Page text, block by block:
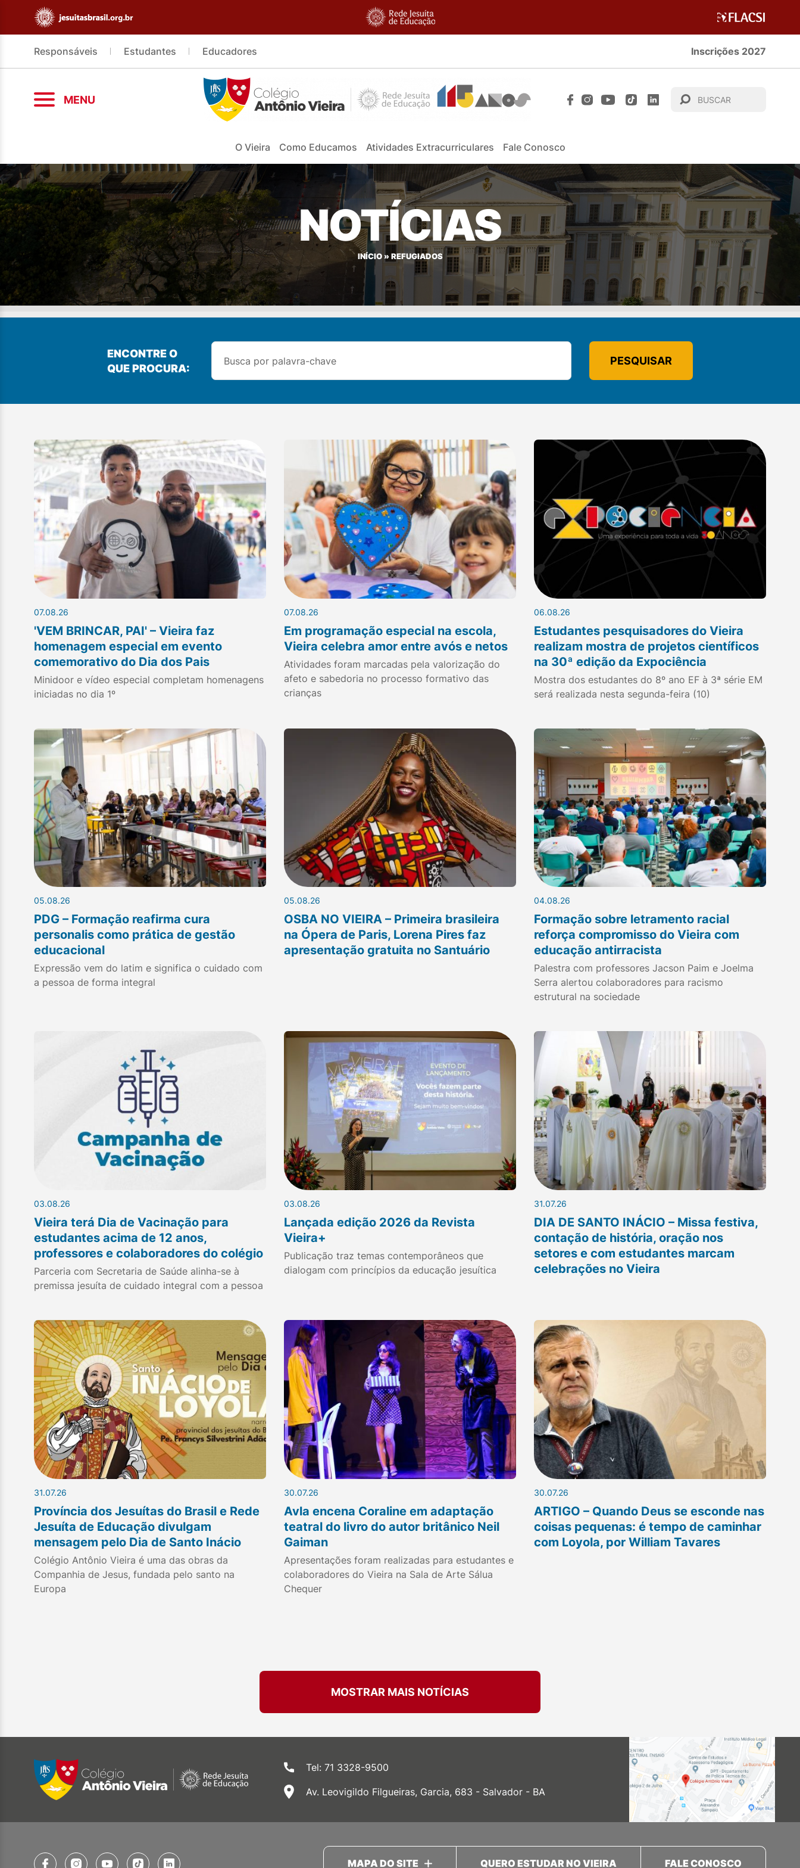
Responsáveis Estudantes Educadores Inscrições 2027
MENU
O Vieira Como Educamos Atividades Extracurriculares Fale Conosco
NOTÍCIAS
INÍCIO» REFUGIADOS
ENCONTRE O
QUE PROCURA:
PESQUISAR
07.08.26
'VEM BRINCAR, PAI' – Vieira faz
homenagem especial em evento
comemorativo do Dia dos Pais
Minidoor e vídeo especial completam homenagens
iniciadas no dia 1º
07.08.26
Em programação especial na escola,
Vieira celebra amor entre avós e netos
Atividades foram marcadas pela valorização do
afeto e sabedoria no processo formativo das
crianças
06.08.26
Estudantes pesquisadores do Vieira
realizam mostra de projetos científicos
na 30ª edição da Expociência
Mostra dos estudantes do 8º ano EF à 3ª série EM
será realizada nesta segunda-feira (10)
05.08.26
PDG – Formação reafirma cura
personalis como prática de gestão
educacional
Expressão vem do latim e significa o cuidado com
a pessoa de forma integral
05.08.26
OSBA NO VIEIRA – Primeira brasileira
na Ópera de Paris, Lorena Pires faz
apresentação gratuita no Santuário
04.08.26
Formação sobre letramento racial
reforça compromisso do Vieira com
educação antirracista
Palestra com professores Jacson Paim e Joelma
Serra alertou colaboradores para racismo
estrutural na sociedade
03.08.26
Vieira terá Dia de Vacinação para
estudantes acima de 12 anos,
professores e colaboradores do colégio
Parceria com Secretaria de Saúde alinha-se à
premissa jesuíta de cuidado integral com a pessoa
03.08.26
Lançada edição 2026 da Revista
Vieira+
Publicação traz temas contemporâneos que
dialogam com princípios da educação jesuítica
31.07.26
DIA DE SANTO INÁCIO – Missa festiva,
contação de história, oração nos
setores e com estudantes marcam
celebrações no Vieira
31.07.26
Província dos Jesuítas do Brasil e Rede
Jesuíta de Educação divulgam
mensagem pelo Dia de Santo Inácio
Colégio Antônio Vieira é uma das obras da
Companhia de Jesus, fundada pelo santo na
Europa
30.07.26
Avla encena Coraline em adaptação
teatral do livro do autor britânico Neil
Gaiman
Apresentações foram realizadas para estudantes e
colaboradores do Vieira na Sala de Arte Sálua
Chequer
30.07.26
ARTIGO – Quando Deus se esconde nas
coisas pequenas: é tempo de caminhar
com Loyola, por William Tavares
MOSTRAR MAIS NOTÍCIAS
Tel: 71 3328-9500
Av. Leovigildo Filgueiras, Garcia, 683 - Salvador - BA
MAPA DO SITE QUERO ESTUDAR NO VIEIRA FALE CONOSCO